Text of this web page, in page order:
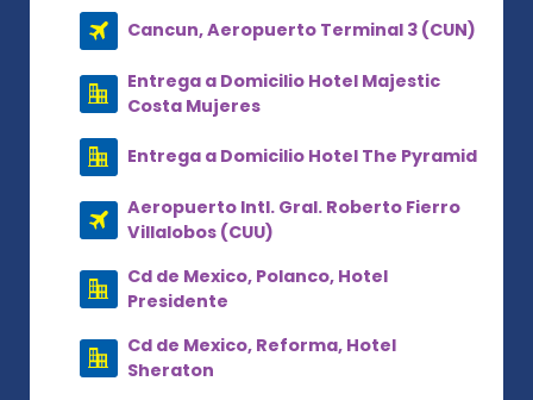
Cancun, Aeropuerto Terminal 3 (CUN)
Entrega a Domicilio Hotel Majestic
Costa Mujeres
Entrega a Domicilio Hotel The Pyramid
Aeropuerto Intl. Gral. Roberto Fierro
Villalobos (CUU)
Cd de Mexico, Polanco, Hotel
Presidente
Cd de Mexico, Reforma, Hotel
Sheraton